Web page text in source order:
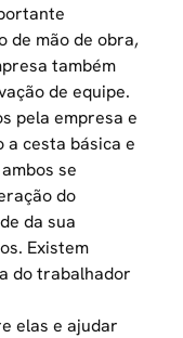
de mão de obra,
também
de equipe.
pela empresa e
cesta básica e
se
do
da sua
Existem
do trabalhador
elas e ajudar